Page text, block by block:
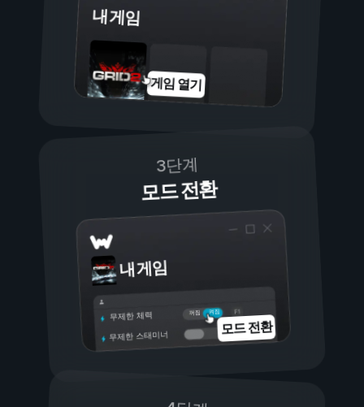
내 게임
게임 열기
3단계
모드 전환
내 게임
켜짐
꺼짐
무제한 체력
무제한 스태미너 모드 전환